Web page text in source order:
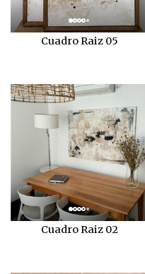
Cuadro Raiz 05
Cuadro Raiz 02